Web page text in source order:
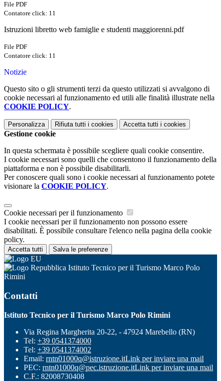
File PDF
Contatore click: 11
Istruzioni libretto web famiglie e studenti maggiorenni.pdf
File PDF
Contatore click: 11
Notizie
Questo sito o gli strumenti terzi da questo utilizzati si avvalgono di
cookie necessari al funzionamento ed utili alle finalità illustrate nella
COOKIE POLICY.
Personalizza Rifiuta tutti i cookies Accetta tutti i cookies
Gestione cookie
In questa schermata è possibile scegliere quali cookie consentire.
I cookie necessari sono quelli che consentono il funzionamento della
piattaforma e non è possibile disabilitarli.
Per conoscere quali sono i cookie necessari al funzionamento potete
visionare la COOKIE POLICY.
Cookie necessari per il funzionamento
I cookie necessari per il funzionamento non possono essere
disabilitati. È possibile consultare l'elenco nella pagina della cookie
policy.
Accetta tutti Salva le preferenze
Istituto Tecnico per il Turismo Marco Polo
Rimini
Contatti
Istituto Tecnico per il Turismo Marco Polo Rimini
Via Regina Margherita 20-22, - 47924 Marebello (RN)
Tel: +39 0541374000
Tel: +39 0541374002
Email: rntn01000q@istruzione.itLink per inviare una mail
PEC: rntn01000q@pec.istruzione.itLink per inviare una mail
C.F.: 82008730408